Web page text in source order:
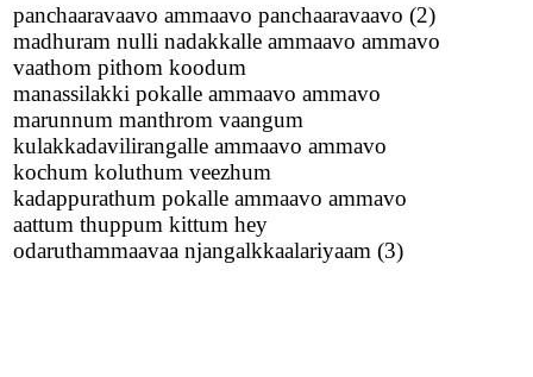
panchaaravaavo ammaavo panchaaravaavo (2)
madhuram nulli nadakkalle ammaavo ammavo
vaathom pithom koodum
manassilakki pokalle ammaavo ammavo
marunnum manthrom vaangum
kulakkadavilirangalle ammaavo ammavo
kochum koluthum veezhum
kadappurathum pokalle ammaavo ammavo
aattum thuppum kittum hey
odaruthammaavaa njangalkkaalariyaam (3)